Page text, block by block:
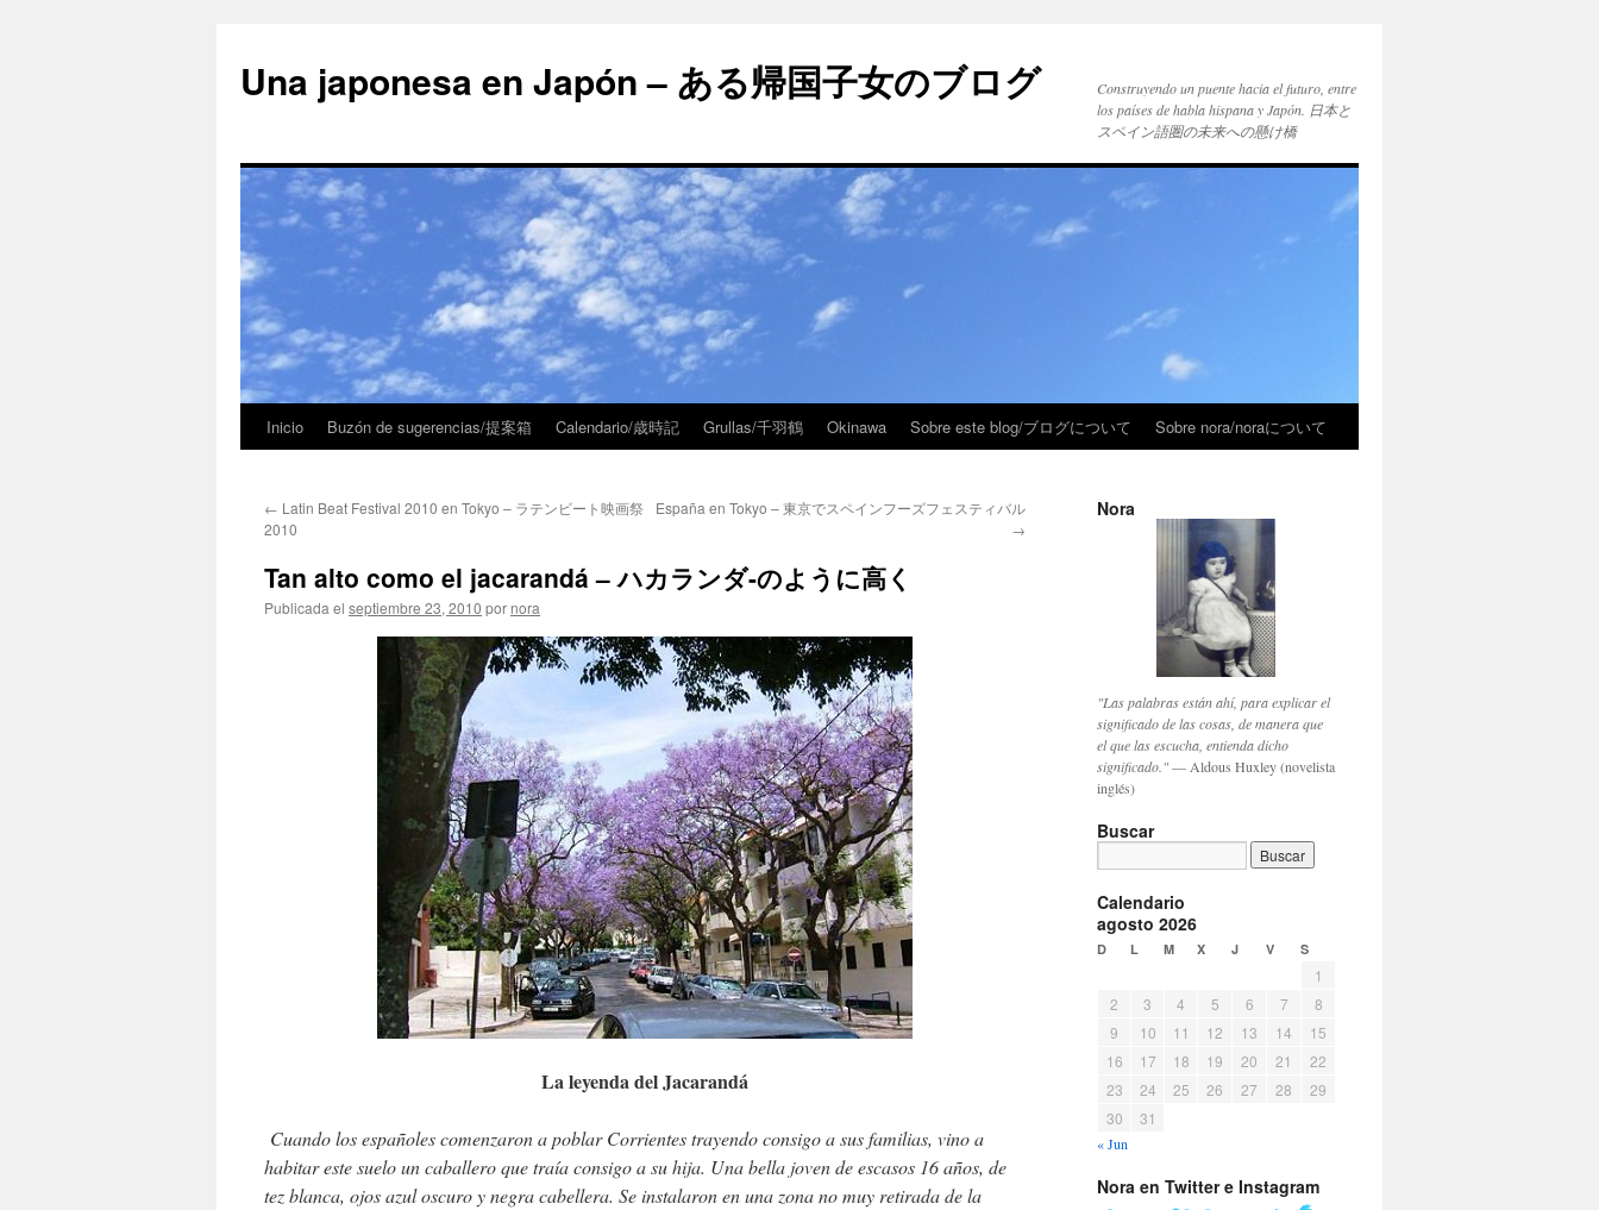
Una japonesa en Japón – ある帰国子女のブログ
Construyendo un puente hacia el futuro, entre
los países de habla hispana y Japón. 日本と
スペイン語圏の未来への懸け橋
Inicio Buzón de sugerencias/提案箱 Calendario/歳時記 Grullas/千羽鶴 Okinawa Sobre este blog/ブログについて Sobre nora/noraについて
← Latin Beat Festival 2010 en Tokyo – ラテンビート映画祭
2010
España en Tokyo – 東京でスペインフーズフェスティバル
→
Tan alto como el jacarandá – ハカランダ-のように高く
Publicada el septiembre 23, 2010 por nora
La leyenda del Jacarandá
Cuando los españoles comenzaron a poblar Corrientes trayendo consigo a sus familias, vino a
habitar este suelo un caballero que traía consigo a su hija. Una bella joven de escasos 16 años, de
tez blanca, ojos azul oscuro y negra cabellera. Se instalaron en una zona no muy retirada de la
Nora
"Las palabras están ahí, para explicar el
significado de las cosas, de manera que
el que las escucha, entienda dicho
significado."— Aldous Huxley (novelista
inglés)
Buscar
Calendario
agosto 2026
D L M X J V S
1
2
3 4 5 6 7
8
9
10 11 12 13 14
15
16
17 18 19 20 21
22
23
24 25 26 27 28
29
30
31
« Jun
Nora en Twitter e Instagram